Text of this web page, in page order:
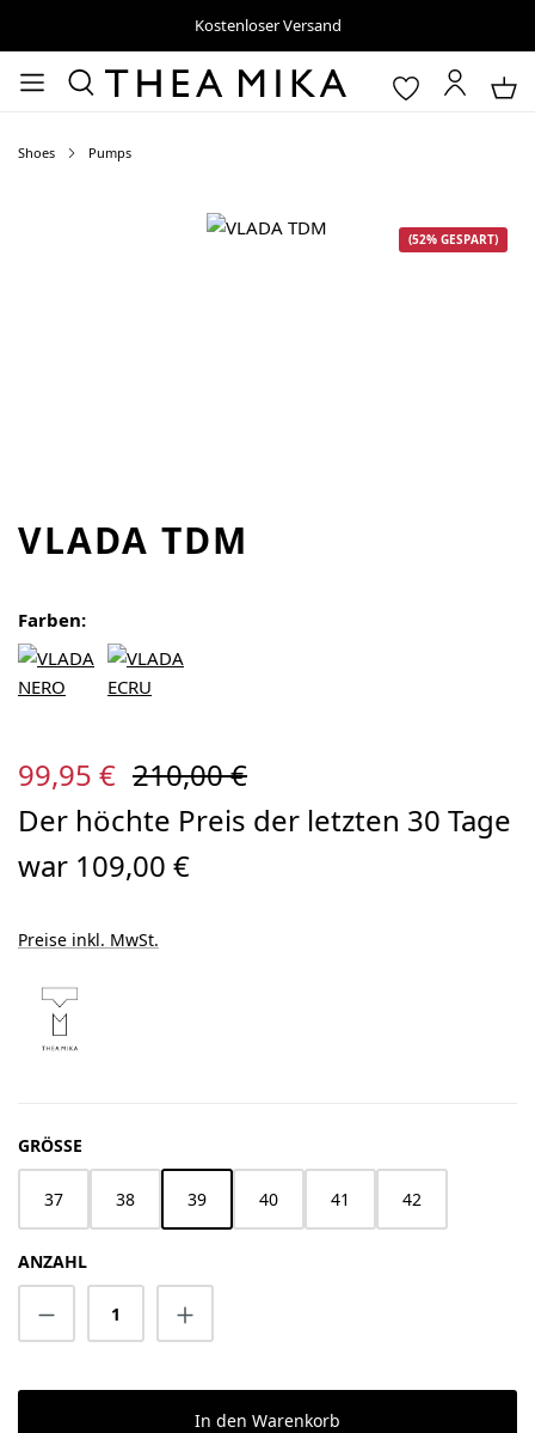
Kostenloser Versand
Shoes Pumps
Bildergalerie überspringen
(52% GESPART)
VLADA TDM
Farben:
Verkaufspreis:
99,95 € Regulärer Preis:
210,00 €
Der höchte Preis der letzten 30 Tage
war 109,00 €
Preise inkl. MwSt.
GRÖSSE
37 38 39 40 41 42
ANZAHL
Produkt Anzahl: Gib den gewünschten
In den Warenkorb